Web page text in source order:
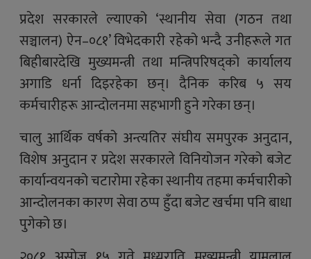
प्रदेश सरकारले ल्याएको ‘स्थानीय सेवा (गठन तथा
सञ्चालन) ऐन–०८१’ विभेदकारी रहेको भन्दै उनीहरूले गत
बिहीबारदेखि मुख्यमन्त्री तथा मन्त्रिपरिषद्को कार्यालय
अगाडि धर्ना दिइरहेका छन्। दैनिक करिब ५ सय
कर्मचारीहरू आन्दोलनमा सहभागी हुने गरेका छन्।
चालु आर्थिक वर्षको अन्त्यतिर संघीय समपुरक अनुदान,
विशेष अनुदान र प्रदेश सरकारले विनियोजन गरेको बजेट
कार्यान्वयनको चटारोमा रहेका स्थानीय तहमा कर्मचारीको
आन्दोलनका कारण सेवा ठप्प हुँदा बजेट खर्चमा पनि बाधा
पुगेको छ।